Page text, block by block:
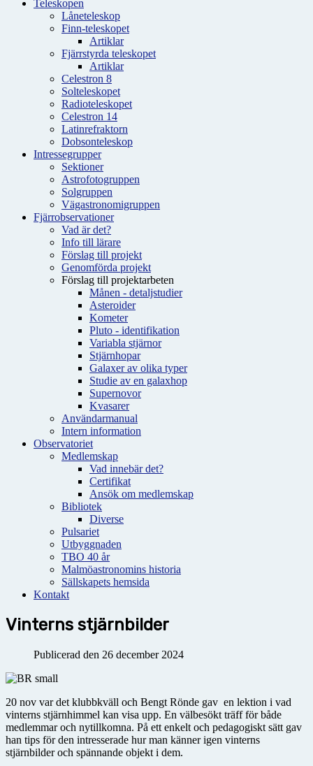
Teleskopen
Låneteleskop
Finn-teleskopet
Artiklar
Fjärrstyrda teleskopet
Artiklar
Celestron 8
Solteleskopet
Radioteleskopet
Celestron 14
Latinrefraktorn
Dobsonteleskop
Intressegrupper
Sektioner
Astrofotogruppen
Solgruppen
Vägastronomigruppen
Fjärrobservationer
Vad är det?
Info till lärare
Förslag till projekt
Genomförda projekt
Förslag till projektarbeten
Månen - detaljstudier
Asteroider
Kometer
Pluto - identifikation
Variabla stjärnor
Stjärnhopar
Galaxer av olika typer
Studie av en galaxhop
Supernovor
Kvasarer
Användarmanual
Intern information
Observatoriet
Medlemskap
Vad innebär det?
Certifikat
Ansök om medlemskap
Bibliotek
Diverse
Pulsariet
Utbyggnaden
TBO 40 år
Malmöastronomins historia
Sällskapets hemsida
Kontakt
Vinterns stjärnbilder
Publicerad den 26 december 2024
20 nov var det klubbkväll och Bengt Rönde gav en lektion i vad
vinterns stjärnhimmel kan visa upp. En välbesökt träff för både
medlemmar och nytillkomna. På ett enkelt och pedagogiskt sätt gav
han tips för den intresserade hur man känner igen vinterns
stjärnbilder och spännande objekt i dem.